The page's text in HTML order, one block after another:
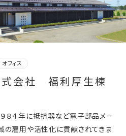
オフィス
式会社 福利厚生棟
８４年に抵抗器など電子部品メー
の雇用や活性化に貢献されてきま